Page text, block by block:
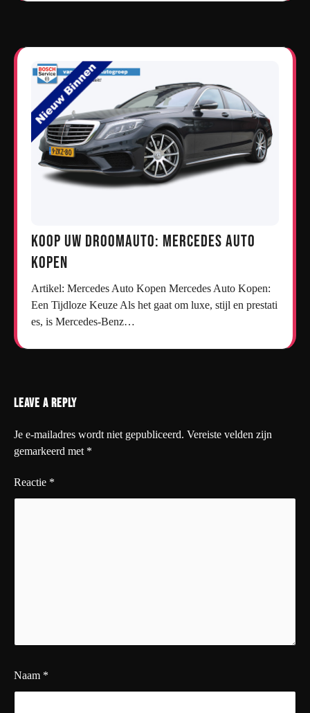
Koop uw droomauto: Mercedes auto
kopen
Artikel: Mercedes Auto Kopen Mercedes Auto Kopen:
Een Tijdloze Keuze Als het gaat om luxe, stijl en prestati
es, is Mercedes-Benz…
Leave a Reply
Je e-mailadres wordt niet gepubliceerd. Vereiste velden zijn
gemarkeerd met *
Reactie *
Naam *